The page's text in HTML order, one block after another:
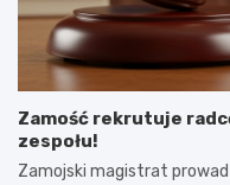
Zamość rekrutuje
zespołu!
Zamojski magistrat